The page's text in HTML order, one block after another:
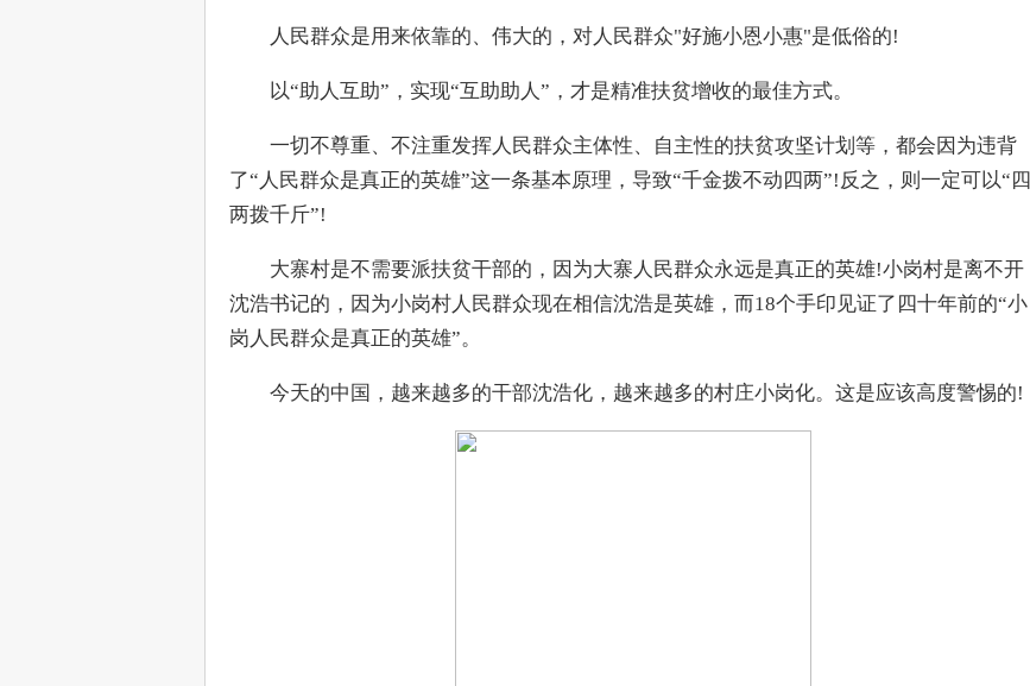
人民群众是用来依靠的、伟大的，对人民群众"好施小恩小惠"是低俗的!
以“助人互助”，实现“互助助人”，才是精准扶贫增收的最佳方式。
一切不尊重、不注重发挥人民群众主体性、自主性的扶贫攻坚计划等，都会因为违背
了“人民群众是真正的英雄”这一条基本原理，导致“千金拨不动四两”!反之，则一定可以“四
两拨千斤”!
大寨村是不需要派扶贫干部的，因为大寨人民群众永远是真正的英雄!小岗村是离不开
沈浩书记的，因为小岗村人民群众现在相信沈浩是英雄，而18个手印见证了四十年前的“小
岗人民群众是真正的英雄”。
今天的中国，越来越多的干部沈浩化，越来越多的村庄小岗化。这是应该高度警惕的!